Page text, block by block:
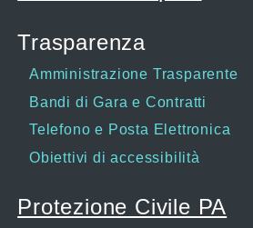
Trasparenza
Amministrazione Trasparente
Bandi di Gara e Contratti
Telefono e Posta Elettronica
Obiettivi di accessibilità
Protezione Civile PA